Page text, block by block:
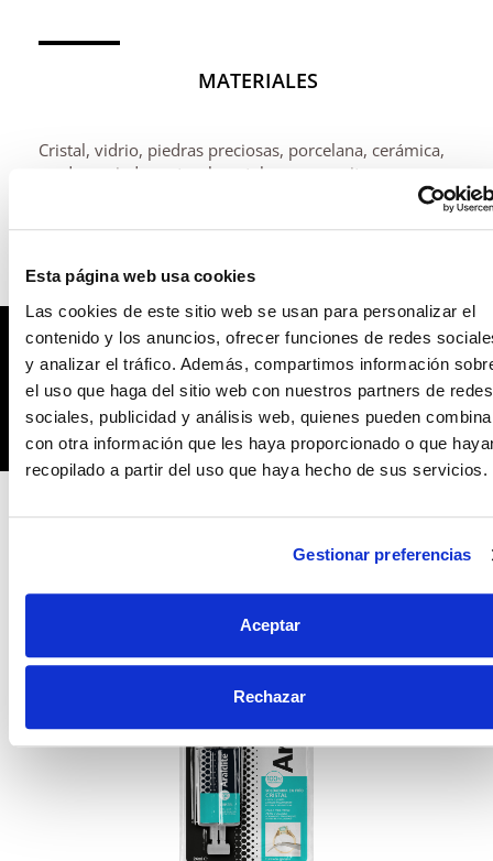
Esta página web usa cookies
Las cookies de este sitio web se usan para personalizar el
contenido y los anuncios, ofrecer funciones de redes
y analizar el tráfico. Además, compartimos información
el uso que haga del sitio web con nuestros partners de redes
sociales, publicidad y análisis web, quienes pueden
con otra información que les haya proporcionado o que
recopilado a partir del uso que haya hecho de sus servicios.
Gestionar preferencias
Aceptar
Rechazar
MATERIALES
Cristal, vidrio, piedras preciosas, porcelana, cerámica,
madera, piedra natural, metales, composites.
MODO DE EMPLEO
FORMATOS DISPONIBLES